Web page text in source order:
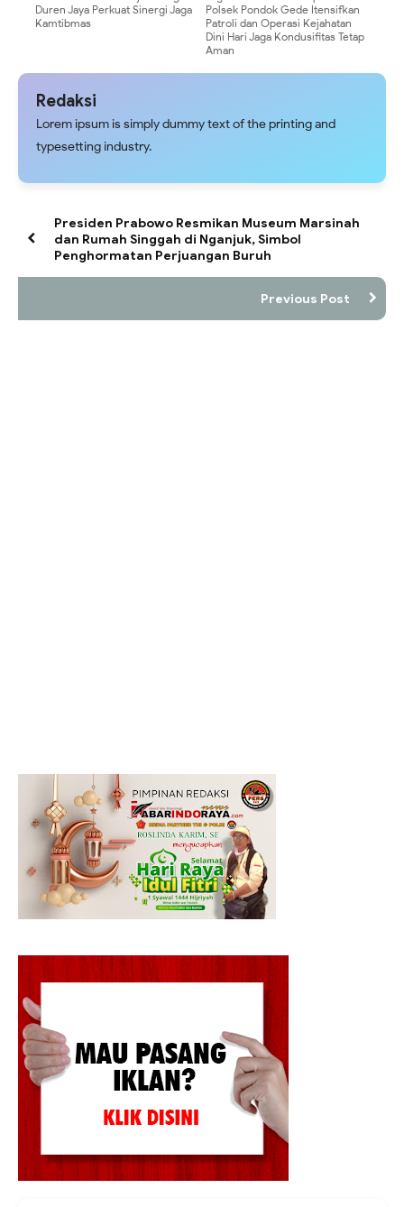
Duren Jaya Perkuat Sinergi Jaga
Kamtibmas
Polsek Pondok Gede Itensifkan
Patroli dan Operasi Kejahatan
Dini Hari Jaga Kondusifitas Tetap
Aman
Redaksi
Lorem ipsum is simply dummy text of the printing and
typesetting industry.
Presiden Prabowo Resmikan Museum Marsinah
dan Rumah Singgah di Nganjuk, Simbol
Penghormatan Perjuangan Buruh
Previous Post